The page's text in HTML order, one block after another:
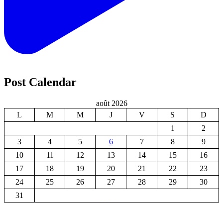
Post Calendar
août 2026
L
M M J V S
D
1
2
3
4 5 6 7 8
9
10
11 12 13 14 15
16
17
18 19 20 21 22
23
24
25 26 27 28 29
30
31